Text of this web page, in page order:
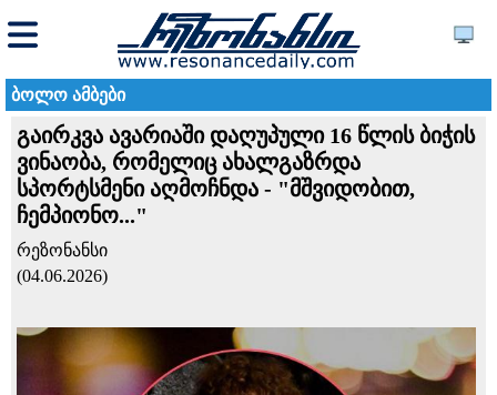
ბოლო ამბები
გაირკვა ავარიაში დაღუპული 16 წლის ბიჭის
ვინაობა, რომელიც ახალგაზრდა
სპორტსმენი აღმოჩნდა - "მშვიდობით,
ჩემპიონო..."
რეზონანსი
(04.06.2026)